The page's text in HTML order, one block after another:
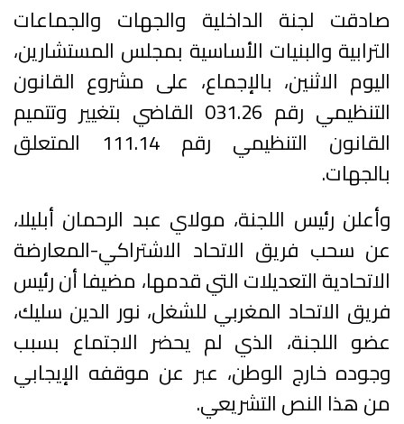
صادقت لجنة الداخلية والجهات والجماعات
الترابية والبنيات الأساسية بمجلس المستشارين،
اليوم الاثنين، بالإجماع، على مشروع القانون
التنظيمي رقم 031.26 القاضي بتغيير وتتميم
القانون التنظيمي رقم 111.14 المتعلق
بالجهات.
وأعلن رئيس اللجنة، مولاي عبد الرحمان أبليلا،
عن سحب فريق الاتحاد الاشتراكي-المعارضة
الاتحادية التعديلات التي قدمها، مضيفا أن رئيس
فريق الاتحاد المغربي للشغل، نور الدين سليك،
عضو اللجنة، الذي لم يحضر الاجتماع بسبب
وجوده خارج الوطن، عبر عن موقفه الإيجابي
من هذا النص التشريعي.